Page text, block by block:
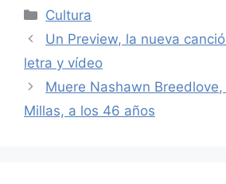
Categories
Cultura
Un Preview, la nueva
letra y vídeo
Muere Nashawn
Millas, a los 46 años